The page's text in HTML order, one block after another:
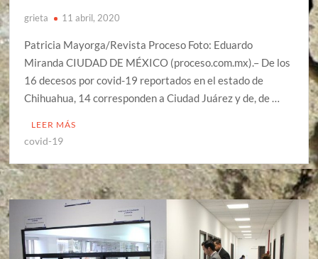
grieta 11 abril, 2020
Patricia Mayorga/Revista Proceso Foto: Eduardo
Miranda CIUDAD DE MÉXICO (proceso.com.mx).– De los
16 decesos por covid-19 reportados en el estado de
Chihuahua, 14 corresponden a Ciudad Juárez y de, de …
LEER MÁS
covid-19